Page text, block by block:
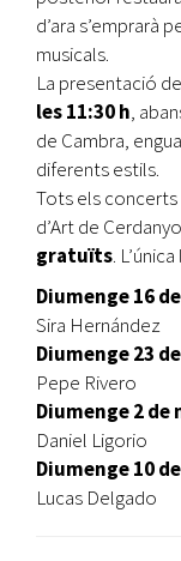
d’ara s’emprarà
musicals.
La presentació
les 11:30 h,
de Cambra,
diferents estils.
Tots els concerts
d’Art de
gratuïts.
Diumenge 16
Sira Hernández
Diumenge 23
Pepe Rivero
Diumenge 2 de
Daniel Ligorio
Diumenge 10
Lucas Delgado